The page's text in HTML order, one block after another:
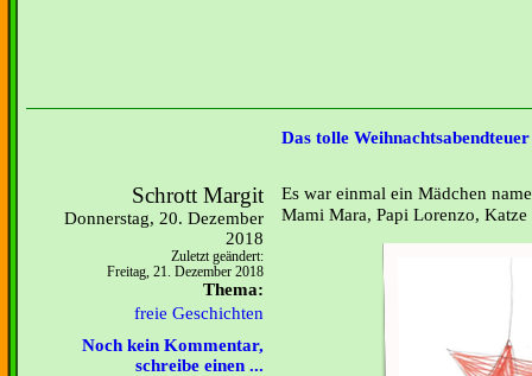
Das tolle Weihnachtsabendteuer
Schrott Margit
Donnerstag, 20. Dezember
2018
Zuletzt geändert:
Freitag, 21. Dezember 2018
Thema:
freie Geschichten
Noch kein Kommentar,
schreibe einen ...
Es war einmal ein Mädchen
Mami Mara, Papi Lorenzo,